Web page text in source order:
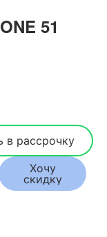
51
в рассрочку
Хочу
скидку